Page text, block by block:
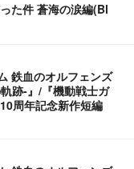
た件 蒼海の涙編(Bl
鉄血のオルフェンズ
跡-』/『機動戦士ガ
周年記念新作短編